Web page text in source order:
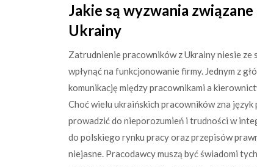
Jakie są wyzwania
Ukrainy
Zatrudnienie pracowników z Ukrainy niesie
wpłynąć na funkcjonowanie firmy. Jednym z
komunikację między pracownikami a
Choć wielu ukraińskich pracowników zna
prowadzić do nieporozumień i trudności w
do polskiego rynku pracy oraz przepisów
niejasne. Pracodawcy muszą być świadomi